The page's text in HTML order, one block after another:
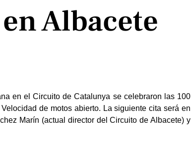
Albacete
en el Circuito de Catalunya se celebraron las 100
de motos abierto. La siguiente cita será en
Marín (actual director del Circuito de Albacete) y